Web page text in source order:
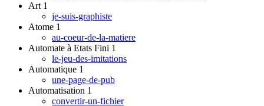
Art 1
je-suis-graphiste
Atome 1
au-coeur-de-la-matiere
Automate à Etats Fini 1
le-jeu-des-imitations
Automatique 1
une-page-de-pub
Automatisation 1
convertir-un-fichier